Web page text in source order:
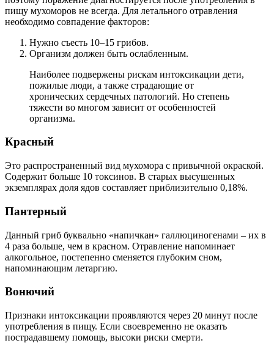
пищу мухоморов не всегда. Для летального отравления
необходимо совпадение факторов:
Нужно съесть 10–15 грибов.
Организм должен быть ослабленным.
Наиболее подвержены рискам интоксикации дети,
пожилые люди, а также страдающие от
хронических сердечных патологий. Но степень
тяжести во многом зависит от особенностей
организма.
Красный
Это распространенный вид мухомора с привычной окраской.
Содержит больше 10 токсинов. В старых высушенных
экземплярах доля ядов составляет приблизительно 0,18%.
Пантерный
Данный гриб буквально «напичкан» галлюциногенами – их в
4 раза больше, чем в красном. Отравление напоминает
алкогольное, постепенно сменяется глубоким сном,
напоминающим летаргию.
Вонючий
Признаки интоксикации проявляются через 20 минут после
употребления в пищу. Если своевременно не оказать
пострадавшему помощь, высоки риски смерти.